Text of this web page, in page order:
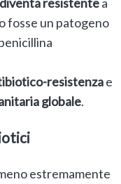
fosse un patogeno
resistenzae
globale.
estremamente